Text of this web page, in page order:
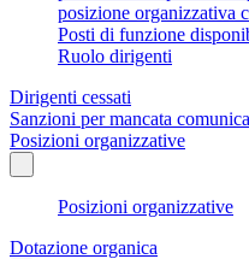
posizione organizzativa
Posti di funzione
Ruolo dirigenti
Dirigenti cessati
Sanzioni per mancata
Posizioni organizzative
Posizioni organizzative
Dotazione organica